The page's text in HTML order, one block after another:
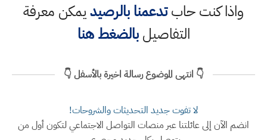
واذا كنت حابتدعمنا بالرصيديمكن معرفة
التفاصيلبالضغط هنا
👇 انتهى الموضوع رسالة اخيرة بالأسفل 👇
لا تفوت جديد التحديثات والشروحات!
انضم الآن إلى عائلتنا عبر منصات التواصل الاجتماعي لتكون أول من